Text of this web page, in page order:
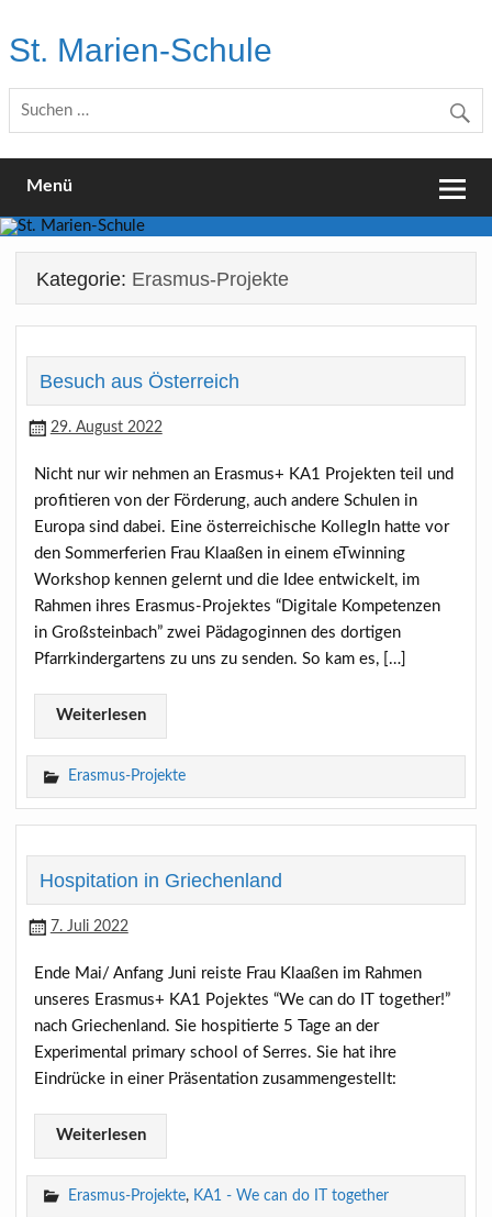
content
St. Marien-Schule
Menü
Kategorie: Erasmus-Projekte
Besuch aus Österreich
29. August 2022
Nicht nur wir nehmen an Erasmus+ KA1 Projekten teil und
profitieren von der Förderung, auch andere Schulen in
Europa sind dabei. Eine österreichische KollegIn hatte vor
den Sommerferien Frau Klaaßen in einem eTwinning
Workshop kennen gelernt und die Idee entwickelt, im
Rahmen ihres Erasmus-Projektes “Digitale Kompetenzen
in Großsteinbach” zwei Pädagoginnen des dortigen
Pfarrkindergartens zu uns zu senden. So kam es, […]
Weiterlesen
Erasmus-Projekte
Hospitation in Griechenland
7. Juli 2022
Ende Mai/ Anfang Juni reiste Frau Klaaßen im Rahmen
unseres Erasmus+ KA1 Pojektes “We can do IT together!”
nach Griechenland. Sie hospitierte 5 Tage an der
Experimental primary school of Serres. Sie hat ihre
Eindrücke in einer Präsentation zusammengestellt:
Weiterlesen
Erasmus-Projekte, KA1 - We can do IT together